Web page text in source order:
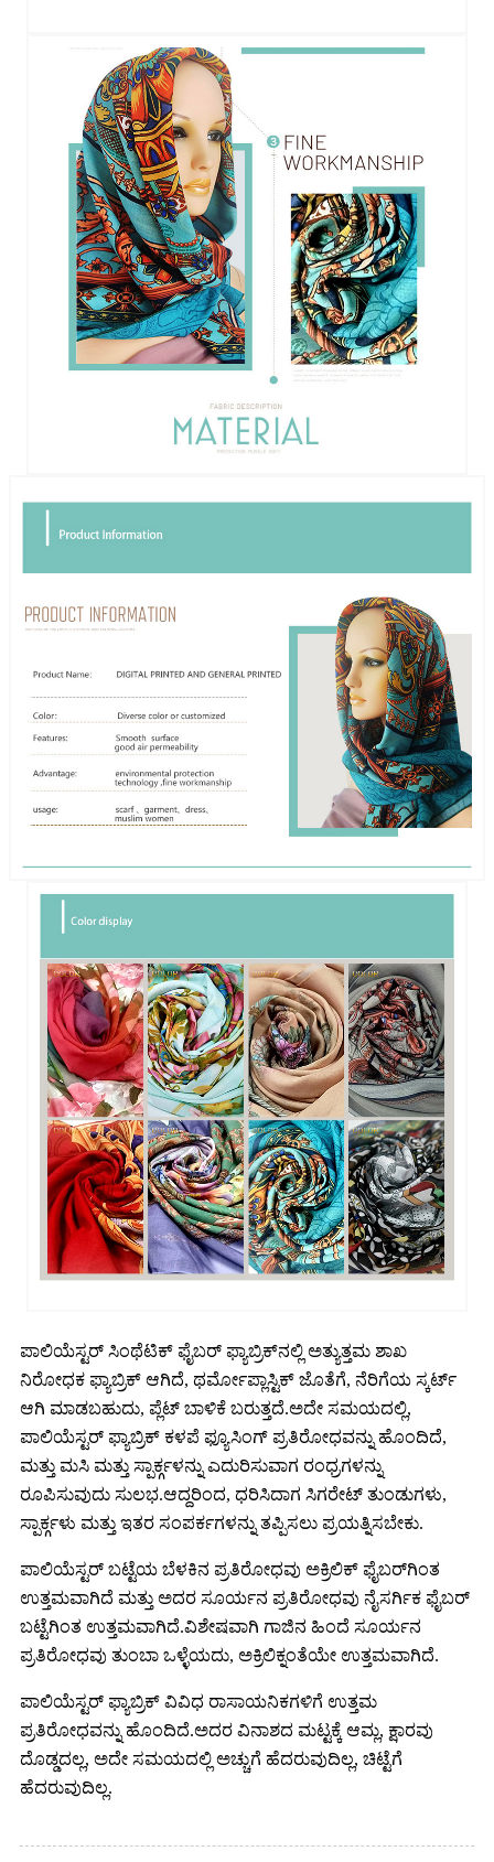
ಪಾಲಿಯೆಸ್ಟರ್ ಸಿಂಥೆಟಿಕ್ ಫೈಬರ್ ಫ್ಯಾಬ್ರಿಕ್‌ನಲ್ಲಿ ಅತ್ಯುತ್ತಮ ಶಾಖ
ನಿರೋಧಕ ಫ್ಯಾಬ್ರಿಕ್ ಆಗಿದೆ, ಥರ್ಮೋಪ್ಲಾಸ್ಟಿಕ್ ಜೊತೆಗೆ, ನೆರಿಗೆಯ ಸ್ಕರ್ಟ್
ಆಗಿ ಮಾಡಬಹುದು, ಪ್ಲೆಟ್ ಬಾಳಿಕೆ ಬರುತ್ತದೆ.ಅದೇ ಸಮಯದಲ್ಲಿ,
ಪಾಲಿಯೆಸ್ಟರ್ ಫ್ಯಾಬ್ರಿಕ್ ಕಳಪೆ ಫ್ಯೂಸಿಂಗ್ ಪ್ರತಿರೋಧವನ್ನು ಹೊಂದಿದೆ,
ಮತ್ತು ಮಸಿ ಮತ್ತು ಸ್ಪಾರ್ಕ್ಗಳನ್ನು ಎದುರಿಸುವಾಗ ರಂಧ್ರಗಳನ್ನು
ರೂಪಿಸುವುದು ಸುಲಭ.ಆದ್ದರಿಂದ, ಧರಿಸಿದಾಗ ಸಿಗರೇಟ್ ತುಂಡುಗಳು,
ಸ್ಪಾರ್ಕ್ಗಳು ​​ಮತ್ತು ಇತರ ಸಂಪರ್ಕಗಳನ್ನು ತಪ್ಪಿಸಲು ಪ್ರಯತ್ನಿಸಬೇಕು.
ಪಾಲಿಯೆಸ್ಟರ್ ಬಟ್ಟೆಯ ಬೆಳಕಿನ ಪ್ರತಿರೋಧವು ಅಕ್ರಿಲಿಕ್ ಫೈಬರ್‌ಗಿಂತ
ಉತ್ತಮವಾಗಿದೆ ಮತ್ತು ಅದರ ಸೂರ್ಯನ ಪ್ರತಿರೋಧವು ನೈಸರ್ಗಿಕ ಫೈಬರ್
ಬಟ್ಟೆಗಿಂತ ಉತ್ತಮವಾಗಿದೆ.ವಿಶೇಷವಾಗಿ ಗಾಜಿನ ಹಿಂದೆ ಸೂರ್ಯನ
ಪ್ರತಿರೋಧವು ತುಂಬಾ ಒಳ್ಳೆಯದು, ಅಕ್ರಿಲಿಕ್ನಂತೆಯೇ ಉತ್ತಮವಾಗಿದೆ.
ಪಾಲಿಯೆಸ್ಟರ್ ಫ್ಯಾಬ್ರಿಕ್ ವಿವಿಧ ರಾಸಾಯನಿಕಗಳಿಗೆ ಉತ್ತಮ
ಪ್ರತಿರೋಧವನ್ನು ಹೊಂದಿದೆ.ಅದರ ವಿನಾಶದ ಮಟ್ಟಕ್ಕೆ ಆಮ್ಲ, ಕ್ಷಾರವು
ದೊಡ್ಡದಲ್ಲ, ಅದೇ ಸಮಯದಲ್ಲಿ ಅಚ್ಚುಗೆ ಹೆದರುವುದಿಲ್ಲ, ಚಿಟ್ಟೆಗೆ
ಹೆದರುವುದಿಲ್ಲ.